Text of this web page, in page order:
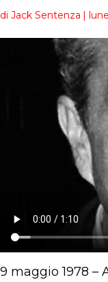
di Jack Sentenza |
9 maggio 1978 –